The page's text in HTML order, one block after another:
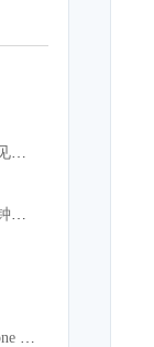
微信好友删除了怎么找回来？一起来见证奇迹
怎么恢复微信删除的聊天记录？分分钟解决
学会这4个隐藏的辅助功能，你的iPhone X更好用！